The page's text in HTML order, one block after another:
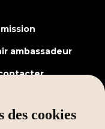
des cookies
ambassadeur